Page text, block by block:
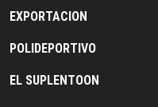
EXPORTACION
POLIDEPORTIVO
EL SUPLENTOON